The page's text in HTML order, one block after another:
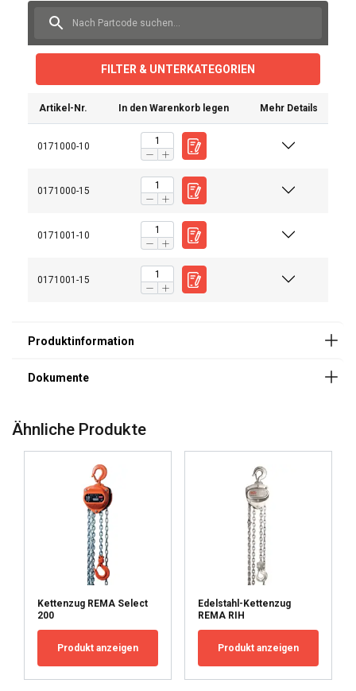
FILTER & UNTERKATEGORIEN
Artikel-Nr. In den Warenkorb legen Mehr Details
0171000-10
0171000-15
0171001-10
0171001-15
Kennzeichnung:
Standard:
Bedienungsanleitung
Catalogus_duits_neutraal_PRINT 13.pdf
SPARE PARTS X-LINE-250KG.pdf
SPARE PARTS X-LINE-500KG.pdf
Ähnliche Produkte
Kettenzug REMA Select
200
Produkt anzeigen
Edelstahl-Kettenzug
REMA RIH
Produkt anzeigen